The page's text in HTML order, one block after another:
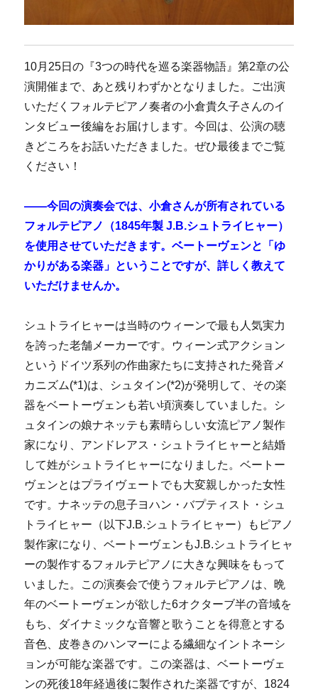
10月25日の『3つの時代を巡る楽器物語』第2章の公
演開催まで、あと残りわずかとなりました。ご出演
いただくフォルテピアノ奏者の小倉貴久子さんのイ
ンタビュー後編をお届けします。今回は、公演の聴
きどころをお話いただきました。ぜひ最後までご覧
ください！
――今回の演奏会では、小倉さんが所有されている
フォルテピアノ（1845年製 J.B.シュトライヒャー）
を使用させていただきます。ベートーヴェンと「ゆ
かりがある楽器」ということですが、詳しく教えて
いただけませんか。
シュトライヒャーは当時のウィーンで最も人気実力
を誇った老舗メーカーです。ウィーン式アクション
というドイツ系列の作曲家たちに支持された発音メ
カニズム(*1)は、シュタイン(*2)が発明して、その楽
器をベートーヴェンも若い頃演奏していました。シ
ュタインの娘ナネッテも素晴らしい女流ピアノ製作
家になり、アンドレアス・シュトライヒャーと結婚
して姓がシュトライヒャーになりました。ベートー
ヴェンとはプライヴェートでも大変親しかった女性
です。ナネッテの息子ヨハン・バプティスト・シュ
トライヒャー（以下J.B.シュトライヒャー）もピアノ
製作家になり、ベートーヴェンもJ.B.シュトライヒャ
ーの製作するフォルテピアノに大きな興味をもって
いました。この演奏会で使うフォルテピアノは、晩
年のベートーヴェンが欲した6オクターブ半の音域を
もち、ダイナミックな音響と歌うことを得意とする
音色、皮巻きのハンマーによる繊細なイントネーシ
ョンが可能な楽器です。この楽器は、ベートーヴェ
ンの死後18年経過後に製作された楽器ですが、1824